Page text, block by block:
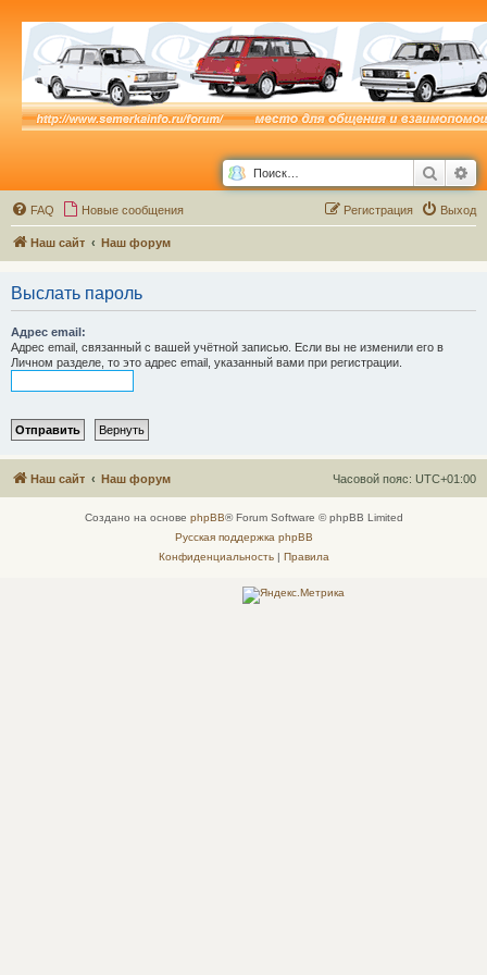
Поиск
FAQ Новые сообщения Выход
Регистрация
Наш сайт Наш форум
Выслать пароль
Адрес email:
Адрес email, связанный с вашей учётной записью. Если вы не изменили его в
Личном разделе, то это адрес email, указанный вами при регистрации.
Наш сайт Наш форум Часовой пояс: UTC+01:00
Создано на основе phpBB® Forum Software © phpBB Limited
Русская поддержка phpBB
Конфиденциальность| Правила